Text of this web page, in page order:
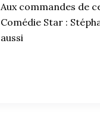
Aux commandes de
Comédie Star :
aussi